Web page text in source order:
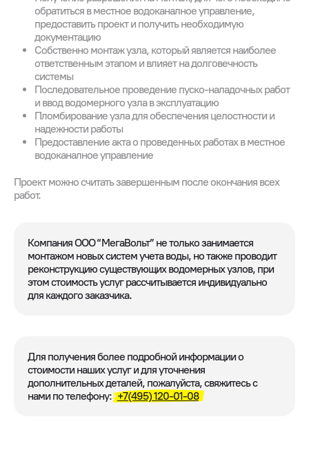
обратиться в местное водоканалное управление,
предоставить проект и получить необходимую
документацию
Собственно монтаж узла, который является наиболее
ответственным этапом и влияет на долговечность
системы
Последовательное проведение пуско-наладочных работ
и ввод водомерного узла в эксплуатацию
Пломбирование узла для обеспечения целостности и
надежности работы
Предоставление акта о проведенных работах в местное
водоканалное управление
Проект можно считать завершенным после окончания всех
работ.
Компания ООО “МегаВольт” не только занимается
монтажом новых систем учета воды, но также проводит
реконструкцию существующих водомерных узлов, при
этом стоимость услуг рассчитывается индивидуально
для каждого заказчика.
Для получения более подробной информации о
стоимости наших услуг и для уточнения
дополнительных деталей, пожалуйста, свяжитесь с
нами по телефону: +7(495) 120-01-08